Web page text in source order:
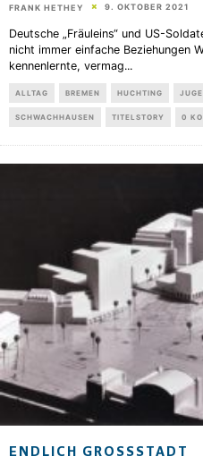
FRANK HETHEY 9. OKTOBER 2021
Deutsche „Fräuleins“ und US-
nicht immer einfache Beziehungen
kennenlernte, vermag...
ALLTAG BREMEN HUCHTING
SCHWACHHAUSEN TITELSTORY 0
ENDLICH GROSSSTADT